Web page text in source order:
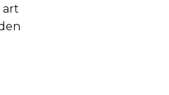
art